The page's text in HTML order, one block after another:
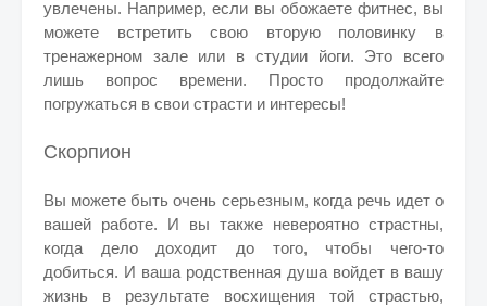
увлечены. Например, если вы обожаете фитнес, вы
можете встретить свою вторую половинку в
тренажерном зале или в студии йоги. Это всего
лишь вопрос времени. Просто продолжайте
погружаться в свои страсти и интересы!
Скорпион
Вы можете быть очень серьезным, когда речь идет о
вашей работе. И вы также невероятно страстны,
когда дело доходит до того, чтобы чего-то
добиться. И ваша родственная душа войдет в вашу
жизнь в результате восхищения той страстью,